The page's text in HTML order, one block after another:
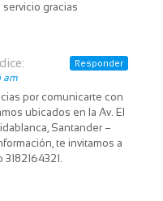
gracias
dice:
am
por comunicarte con
ubicados en la Av. El
Santander –
te invitamos a
Responder